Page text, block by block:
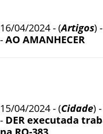
16/04/2024 - (Artigos) -
-AO AMANHECER
15/04/2024 - (Cidade)
- DER executada